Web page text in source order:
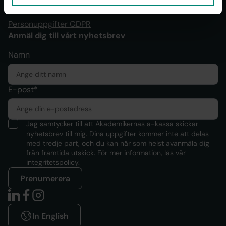
In English
Personuppgifter GDPR
Anmäl dig till vårt nyhetsbrev
Namn
E-post*
Jag samtycker till att Akademikernas a-kassa skickar
nyhetsbrev till mig. Dina uppgifter kommer inte att delas
med tredje part, och du kan när som helst avanmäla dig
från framtida utskick. För mer information, läs vår
integritetspolicy.
Prenumerera